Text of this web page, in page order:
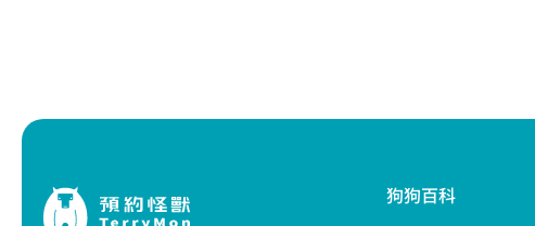
狗狗百科